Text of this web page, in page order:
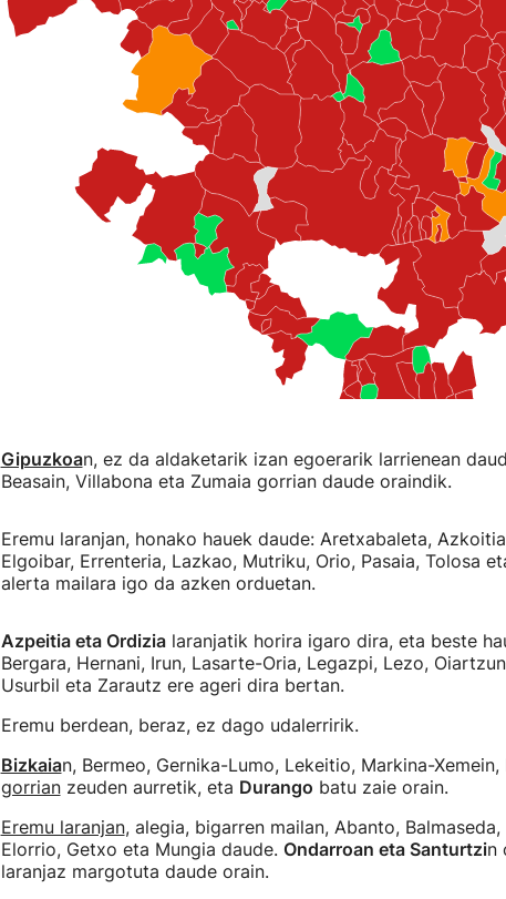
Gipuzkoan, ez da aldaketarik izan egoerarik larrienean
Beasain, Villabona eta Zumaia gorrian daude oraindik.
Eremu laranjan, honako hauek daude: Aretxabaleta,
Elgoibar, Errenteria, Lazkao, Mutriku, Orio, Pasaia, Tolosa
alerta mailara igo da azken orduetan.
Azpeitia eta Ordizialaranjatik horira igaro dira, eta beste
Bergara, Hernani, Irun, Lasarte-Oria, Legazpi, Lezo,
Usurbil eta Zarautz ere ageri dira bertan.
Eremu berdean, beraz, ez dago udalerririk.
Bizkaian, Bermeo, Gernika-Lumo, Lekeitio, Markina-
gorrianzeuden aurretik, eta Durango batu zaie orain.
Eremu laranjan, alegia, bigarren mailan, Abanto,
Elorrio, Getxo eta Mungia daude. Ondarroan eta Santurtzin
laranjaz margotuta daude orain.